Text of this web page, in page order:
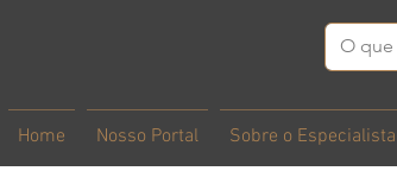
Home Nosso Portal Sobre o Especialista